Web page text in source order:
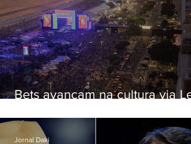
Bets avançam na cultura via Lei
artistas
Jornal Daki